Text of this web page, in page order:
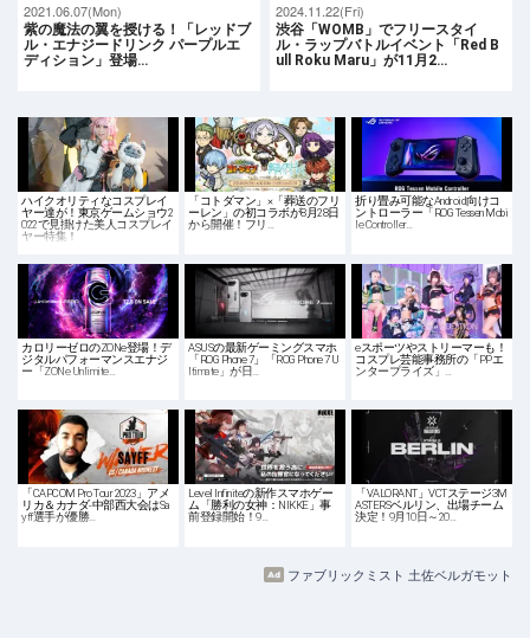
2021.06.07(Mon)
紫の魔法の翼を授ける！「レッドブ
ル・エナジードリンク パープルエ
ディション」登場…
2024.11.22(Fri)
渋谷「WOMB」でフリースタイ
ル・ラップバトルイベント「Red B
ull Roku Maru」が11月2…
ハイクオリティなコスプレイ
ヤー達が！東京ゲームショウ2
022で見掛けた美人コスプレイ
ヤー特集！
「コトダマン」×「葬送のフリ
ーレン」の初コラボが8月28日
から開催！フリ…
折り畳み可能なAndroid向けコ
ントローラー「ROG Tessen Mobi
le Controller…
カロリーゼロのZONe登場！デ
ジタルパフォーマンスエナジ
ー「ZONe Unlimite…
ASUSの最新ゲーミングスマホ
「ROG Phone 7」「ROG Phone 7 U
ltimate」が日…
eスポーツやストリーマーも！
コスプレ芸能事務所の「PPエ
ンタープライズ」…
「CAPCOM Pro Tour 2023」アメ
リカ＆カナダ-中部西大会はSa
yff選手が優勝…
Level Infiniteの新作スマホゲー
ム「勝利の女神：NIKKE」事
前登録開始！9…
「VALORANT」VCTステージ3M
ASTERSベルリン、出場チーム
決定！9月10日～20…
ファブリックミスト 土佐ベルガモット